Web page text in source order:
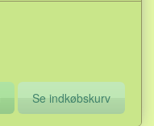
Se indkøbskurv